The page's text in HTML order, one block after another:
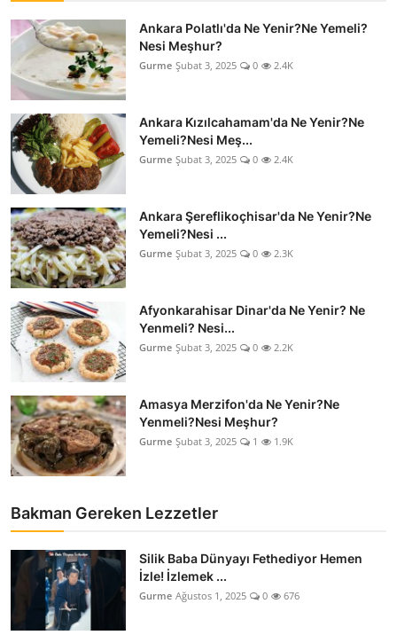
Ankara Polatlı'da Ne Yenir?Ne Yemeli?
Nesi Meşhur?
Gurme Şubat 3, 2025 0 2.4K
Ankara Kızılcahamam'da Ne Yenir?Ne
Yemeli?Nesi Meş...
Gurme Şubat 3, 2025 0 2.4K
Ankara Şereflikoçhisar'da Ne Yenir?Ne
Yemeli?Nesi ...
Gurme Şubat 3, 2025 0 2.3K
Afyonkarahisar Dinar'da Ne Yenir? Ne
Yenmeli? Nesi...
Gurme Şubat 3, 2025 0 2.2K
Amasya Merzifon'da Ne Yenir?Ne
Yenmeli?Nesi Meşhur?
Gurme Şubat 3, 2025 1 1.9K
Bakman Gereken Lezzetler
Silik Baba Dünyayı Fethediyor Hemen
İzle! İzlemek ...
Gurme Ağustos 1, 2025 0 676